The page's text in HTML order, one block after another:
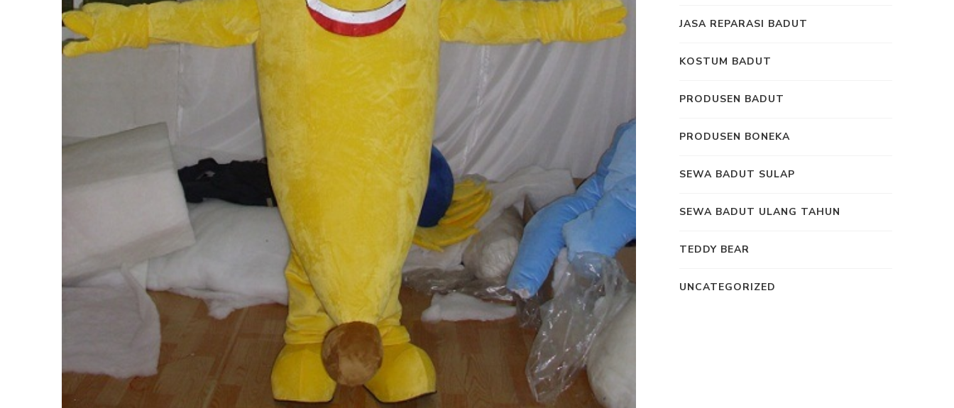
JASA REPARASI BADUT
KOSTUM BADUT
PRODUSEN BADUT
PRODUSEN BONEKA
SEWA BADUT SULAP
SEWA BADUT ULANG TAHUN
TEDDY BEAR
UNCATEGORIZED